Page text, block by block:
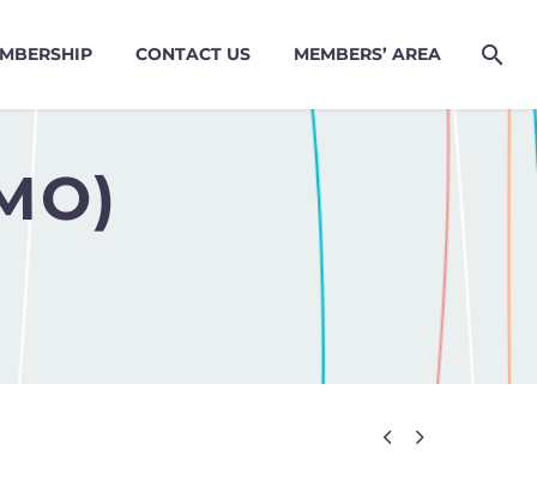
CONTACT US MEMBERS’ AREA
 